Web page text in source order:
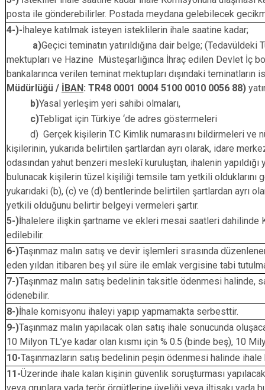
posta ile gönderebilirler. Postada meydana gelebilecek
4-)-İhaleye katılmak isteyen isteklilerin ihale saatine kadar;
a)Geçici teminatın yatırıldığına dair belge;
mektupları ve Hazine Müsteşarlığınca İhraç edilen Devlet İç
bankalarınca verilen teminat mektupları dışındaki
Müdürlüğü / İBAN: TR48 0001 0004 5100 0010 0056 88)
b)Yasal yerleşim yeri sahibi olmaları,
c)Tebligat için Türkiye ‘de adres göstermeleri
d) Gerçek kişilerin T.C Kimlik numarasını bildirmeleri ve
kişilerinin, yukarıda belirtilen şartlardan ayrı olarak, idare
odasından yahut benzeri meslekî kuruluştan, ihalenin
bulunacak kişilerin tüzel kişiliği temsile tam yetkili
yukarıdaki (b), (c) ve (d) bentlerinde belirtilen şartlardan ayrı
yetkili olduğunu belirtir belgeyi vermeleri şartır.
5-)İhalelere ilişkin şartname ve ekleri mesai saatleri dahilinde
edilebilir.
6-)Taşınmaz malın satış ve devir işlemleri sırasında
eden yıldan itibaren beş yıl süre ile emlak vergisine tabi
7-)Taşınmaz malın satış bedelinin taksitle ödenmesi
ödenebilir.
8-)İhale komisyonu ihaleyi yapıp yapmamakta serbesttir.
9-)Taşınmaz malın yapılacak olan satış ihale sonucunda
10 Milyon TL’ye kadar olan kısmı için % 0.5 (binde beş), 10
10-Taşınmazların satış bedelinin peşin ödenmesi halinde
11-Üzerinde ihale kalan kişinin güvenlik soruşturması